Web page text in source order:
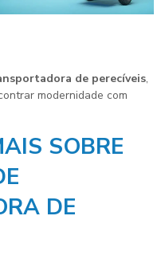
de perecíveis,
modernidade com
SOBRE
DE